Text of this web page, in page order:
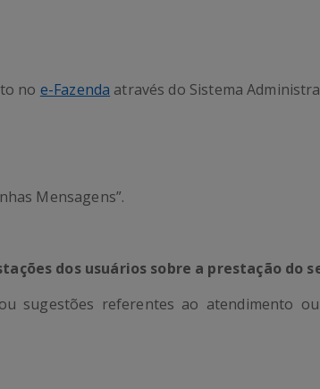
no e-Fazenda através do Sistema
Mensagens”.
dos usuários sobre a prestação do
sugestões referentes ao atendimento